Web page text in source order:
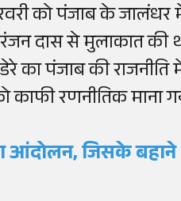
को पंजाब के जालंधर
दास से मुलाकात की
का पंजाब की राजनीति
काफी रणनीतिक माना
आंदोलन, जिसके